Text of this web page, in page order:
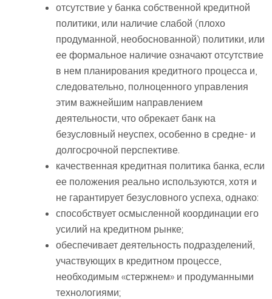
отсутствие у банка собственной кредитной
политики, или наличие слабой (плохо
продуманной, необоснованной) политики, или
ее формальное наличие означают отсутствие
в нем планирования кредитного процесса и,
следовательно, полноценного управления
этим важнейшим направлением
деятельности, что обрекает банк на
безусловный неуспех, особенно в средне- и
долгосрочной перспективе.
качественная кредитная политика банка, если
ее положения реально используются, хотя и
не гарантирует безусловного успеха, однако:
способствует осмысленной координации его
усилий на кредитном рынке;
обеспечивает деятельность подразделений,
участвующих в кредитном процессе,
необходимым «стержнем» и продуманными
технологиями;